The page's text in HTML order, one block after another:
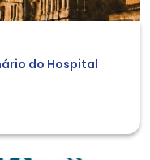
do Hospital